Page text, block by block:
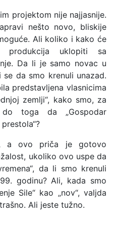
projektom nije najjasnije.
nešto novo, bliskije
Ali koliko i kako će
produkcija uklopiti sa
Da li je samo novac u
da smo krenuli unazad.
predstavljena vlasnicima
zemlji“, kako smo, za
toga da „Gospodar
a ovo priča je gotovo
ukoliko ovo uspe da
da li smo krenuli
godinu? Ali, kada smo
Sile“ kao „nov“, valjda
Ali jeste tužno.